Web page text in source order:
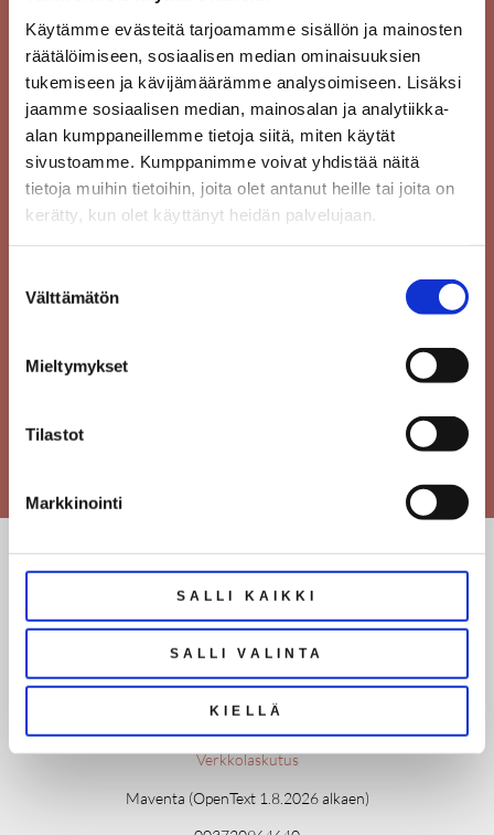
Käytämme evästeitä tarjoamamme sisällön ja mainosten
räätälöimiseen, sosiaalisen median ominaisuuksien
tukemiseen ja kävijämäärämme analysoimiseen. Lisäksi
jaamme sosiaalisen median, mainosalan ja analytiikka-
alan kumppaneillemme tietoja siitä, miten käytät
sivustoamme. Kumppanimme voivat yhdistää näitä
tietoja muihin tietoihin, joita olet antanut heille tai joita on
kerätty, kun olet käyttänyt heidän palvelujaan.
valinta
Välttämätön
Mieltymykset
Tilastot
Markkinointi
SALLI KAIKKI
SALLI VALINTA
KIELLÄ
SÄHKÖPOSTI *
VIESTI *
Tampellan esplanadi 6, 33100 Tampere
010 424 1100
toimisto@roomalkv.fi
Aukioloajat
MA-TO 9-15
Verkkolaskutus
Maventa (OpenText 1.8.2026 alkaen)